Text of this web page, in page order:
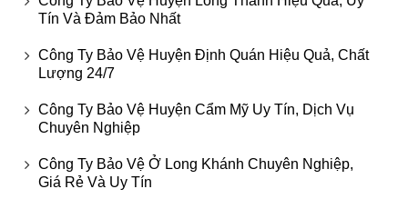
Tín Và Đảm Bảo Nhất
Công Ty Bảo Vệ Huyện Định Quán Hiệu Quả, Chất
Lượng 24/7
Công Ty Bảo Vệ Huyện Cẩm Mỹ Uy Tín, Dịch Vụ
Chuyên Nghiệp
Công Ty Bảo Vệ Ở Long Khánh Chuyên Nghiệp,
Giá Rẻ Và Uy Tín